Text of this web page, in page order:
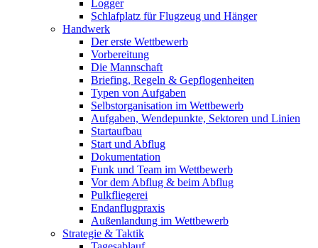
Logger
Schlafplatz für Flugzeug und Hänger
Handwerk
Der erste Wettbewerb
Vorbereitung
Die Mannschaft
Briefing, Regeln & Gepflogenheiten
Typen von Aufgaben
Selbstorganisation im Wettbewerb
Aufgaben, Wendepunkte, Sektoren und Linien
Startaufbau
Start und Abflug
Dokumentation
Funk und Team im Wettbewerb
Vor dem Abflug & beim Abflug
Pulkfliegerei
Endanflugpraxis
Außenlandung im Wettbewerb
Strategie & Taktik